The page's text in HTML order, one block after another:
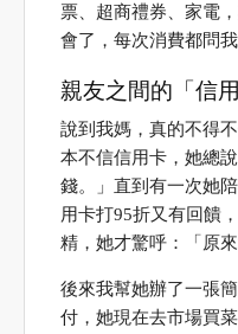
票、超商禮券、家電
會了，每次消費都問
親友之間的「信
說到我媽，真的不得
本不信信用卡，她總
錢。」直到有一次她
用卡打95折又有回饋
精，她才驚呼：「原
後來我幫她辦了一張
付，她現在去市場買